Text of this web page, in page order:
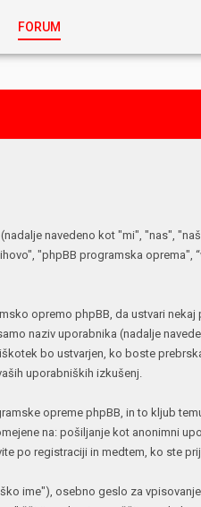
FORUM
navedeno kot "mi", "nas",
"phpBB programska oprema",
opremo phpBB, da ustvari
naziv uporabnika (nadalje
bo ustvarjen, ko boste
uporabniških izkušenj.
opreme phpBB, in to kljub
na: pošiljanje kot anonimni
po registraciji in medtem, ko ste
ime"), osebno geslo za